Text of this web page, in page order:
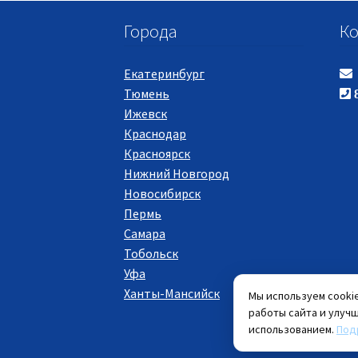
Города
Екатеринбург
Тюмень
Ижевск
Краснодар
Красноярск
Нижний Новгород
Новосибирск
Пермь
Самара
Тобольск
Уфа
Ханты-Мансийск
Мы используем
работы сайта и
использованием.